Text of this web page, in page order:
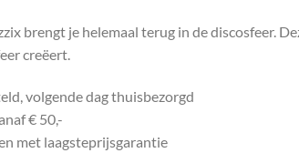
brengt je helemaal terug in de discosfeer.
creëert.
volgende dag thuisbezorgd
€ 50,-
met laagsteprijsgarantie